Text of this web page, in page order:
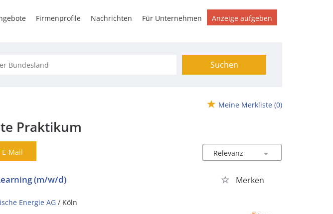
Firmenprofile Nachrichten Für Unternehmen Anzeige aufgeben
Suchen
Meine Merkliste (0)
Praktikum
E-Mail
(m/w/d) Merken
Energie AG / Köln